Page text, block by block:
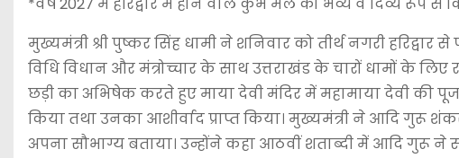
*वर्ष 2027 में हरिद्वार में होने वाले कुंभ मेले को भव्य व दिव्य रूप से
मुख्यमंत्री श्री पुष्कर सिंह धामी ने शनिवार को तीर्थ नगरी हरिद्वार
विधि विधान और मंत्रोच्चार के साथ उत्तराखंड के चारों धामों के लिए
छड़ी का अभिषेक करते हुए माया देवी मंदिर में महामाया देवी की
किया तथा उनका आशीर्वाद प्राप्त किया। मुख्यमंत्री ने आदि गुरू
अपना सौभाग्य बताया। उन्होंने कहा आठवीं शताब्दी में आदि गुरू